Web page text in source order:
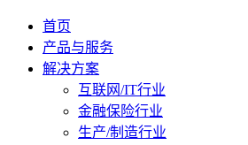
首页
产品与服务
解决方案
互联网/IT行业
金融保险行业
生产/制造行业